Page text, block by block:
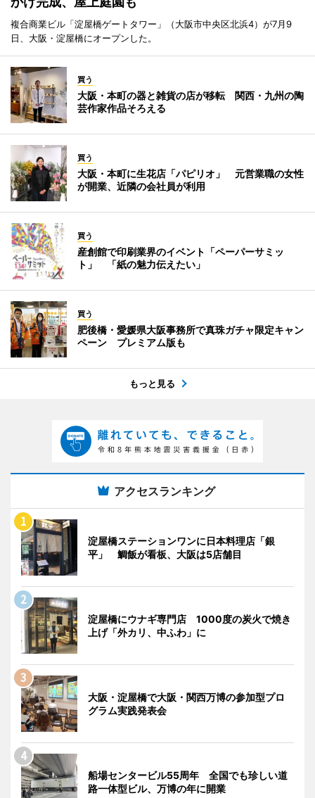
複合商業ビル「淀屋橋ゲートタワー」（大阪市中央区北浜4）が7月9
日、大阪・淀屋橋にオープンした。
買う
大阪・本町の器と雑貨の店が移転 関西・九州の陶
芸作家作品そろえる
買う
大阪・本町に生花店「パピリオ」 元営業職の女性
が開業、近隣の会社員が利用
買う
産創館で印刷業界のイベント「ペーパーサミッ
ト」 「紙の魅力伝えたい」
買う
肥後橋・愛媛県大阪事務所で真珠ガチャ限定キャン
ペーン プレミアム版も
もっと見る
アクセスランキング
淀屋橋ステーションワンに日本料理店「銀
平」 鯛飯が看板、大阪は5店舗目
淀屋橋にウナギ専門店 1000度の炭火で焼き
上げ「外カリ、中ふわ」に
大阪・淀屋橋で大阪・関西万博の参加型プロ
グラム実践発表会
船場センタービル55周年 全国でも珍しい道
路一体型ビル、万博の年に開業